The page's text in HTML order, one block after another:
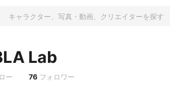
Lab
ー 76 フォロワー